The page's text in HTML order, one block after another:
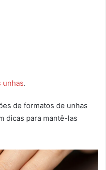
unhas.
de formatos de unhas
dicas para mantê-las